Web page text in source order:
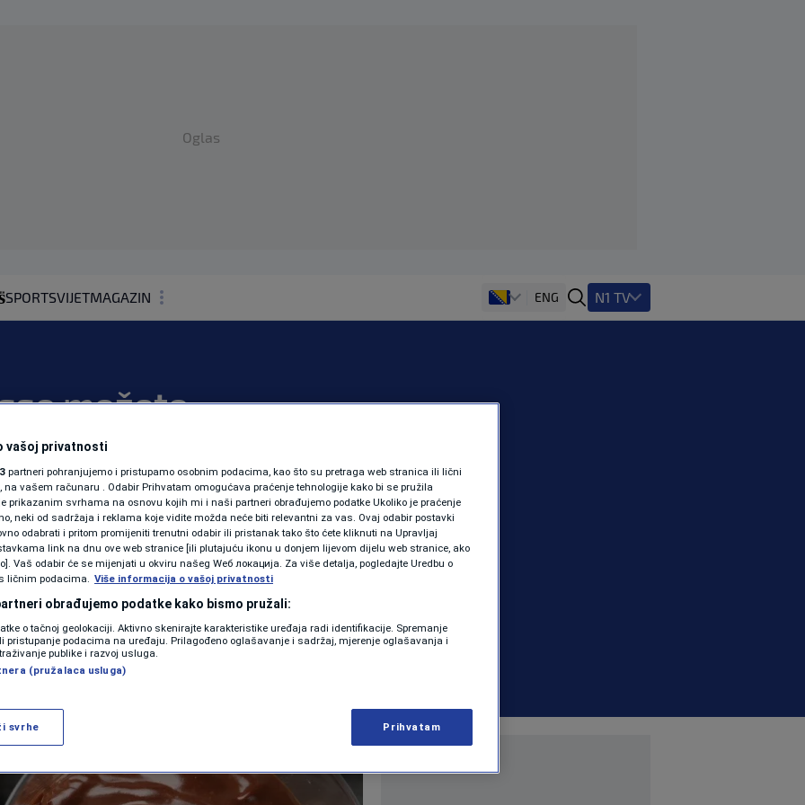
Oglas
SPORTSVIJETMAGAZIN
KOLUMNE
PODCAST
N1 SPECIJAL
FENOMENI
NEISTRAŽENO
VIRALNO
ENG N1 TV
možete
i slatkog vrhnja,
COOKING 0 komentara
Više
vašoj privatnosti
partneri pohranjujemo i pristupamo osobnim podacima, kao što su pretraga web stranica ili lični
na vašem računaru . Odabir Prihvatam omogućava praćenje tehnologije kako bi se pružila
prikazanim svrhama na osnovu kojih mi i naši partneri obrađujemo podatke Ukoliko je praćenje
neki od sadržaja i reklama koje vidite možda neće biti relevantni za vas. Ovaj odabir postavki
odabrati i pritom promijeniti trenutni odabir ili pristanak tako što ćete kliknuti na Upravljaj
link na dnu ove web stranice [ili plutajuću ikonu u donjem lijevom dijelu web stranice, ako
Vaš odabir će se mijenjati u okviru našeg Wеб локација. Za više detalja, pogledajte Uredbu o
ličnim podacima. Više informacija o vašoj privatnosti
obrađujemo podatke kako bismo pružali:
o tačnoj geolokaciji. Aktivno skenirajte karakteristike uređaja radi identifikacije. Spremanje
pristupanje podacima na uređaju. Prilagođeno oglašavanje i sadržaj, mjerenje oglašavanja i
publike i razvoj usluga.
(pružalaca usluga)
svrhe Prihvatam